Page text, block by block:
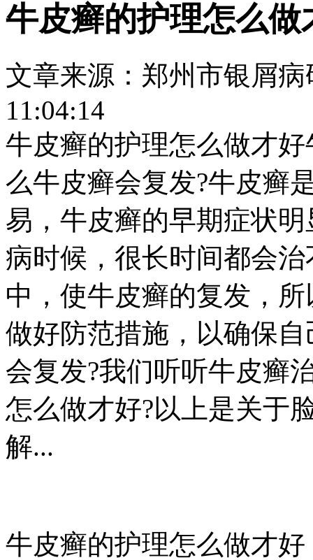
牛皮癣的护理怎么做
文章来源：郑州市银屑
11:04:14
牛皮癣的护理怎么做才
么牛皮癣会复发?牛皮癣
易，牛皮癣的早期症状
病时候，很长时间都会
中，使牛皮癣的复发，
做好防范措施，以确保
会复发?我们听听牛皮癣
怎么做才好?以上是关于
解...
牛皮癣的护理怎么做才好